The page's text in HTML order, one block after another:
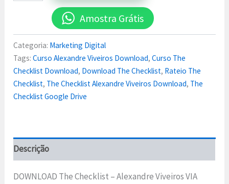
Amostra Grátis
Categoria: Marketing Digital
Tags:Curso Alexandre Viveiros Download,Curso The
Checklist Download, Download The Checklist, Rateio The
Checklist, The Checklist Alexandre Viveiros Download, The
Checklist Google Drive
Descrição
DOWNLOAD The Checklist – Alexandre Viveiros VIA